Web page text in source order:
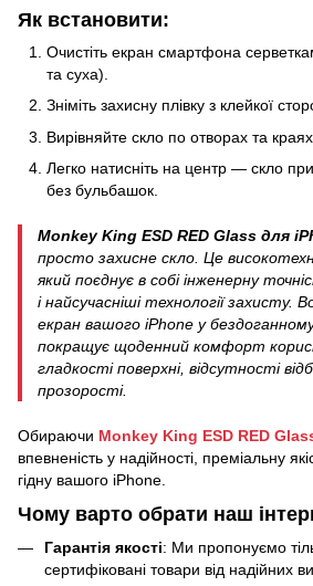
Як встановити:
Очистіть екран смартфона
та суха).
Зніміть захисну плівку з клейкої
Вирівняйте скло по отворах та
Легко натисніть на центр — скло
без бульбашок.
Monkey King ESD RED Glass для
просто захисне скло. Це
який поєднує в собі інженерну
і найсучасніші технології захисту.
екран вашого iPhone у
покращує щоденний комфорт
гладкості поверхні, відсутності
прозорості.
Обираючи Monkey King ESD RED
впевненість у надійності, преміальну
гідну вашого iPhone.
Чому варто обрати наш
Гарантія якості: Ми пропонуємо
сертифіковані товари від надійних